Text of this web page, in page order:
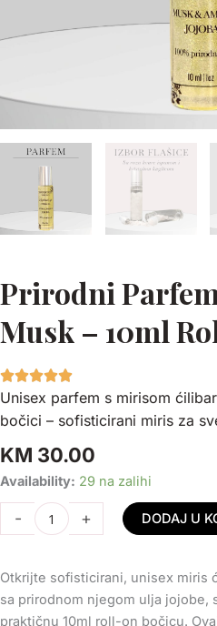
Prirodni
Musk – 10ml
Unisex parfem s mirisom
bočici – sofisticirani miris za
KM 30.00
Availability: 29 na zalihi
-
Prirodni
Parfem
Amber
10ml
+ DODAJ U
Otkrijte sofisticirani, unisex miris
sa prirodnom njegom ulja jojobe,
praktičnu 10ml roll-on bočicu.